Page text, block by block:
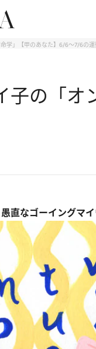
学」【甲のあなた】6/6～7/6の運
子の「オ
直なゴーイングマ